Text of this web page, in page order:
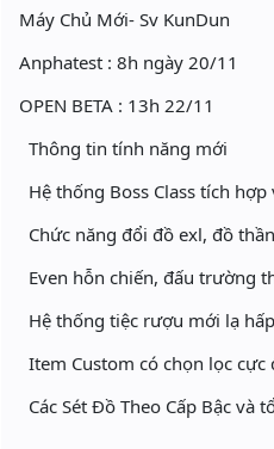
Máy Chủ Mới- Sv KunDun
Anphatest : 8h ngày 20/11
OPEN BETA : 13h 22/11
Thông tin tính năng mới
Hệ thống Boss Class tích
Chức năng đổi đồ exl, đồ
Even hỗn chiến, đấu trường
Hệ thống tiệc rượu mới lạ
Item Custom có chọn lọc cực
Các Sét Đồ Theo Cấp Bậc và